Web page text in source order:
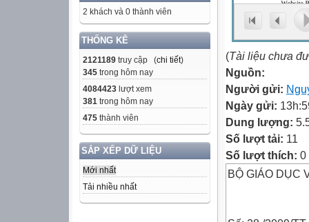
2 khách và 0 thành viên
THỐNG KÊ
2121189 truy cập (chi tiết)
345 trong hôm nay
4084423 lượt xem
381 trong hôm nay
475 thành viên
SẮP XẾP DỮ LIỆU
Mới nhất
Tải nhiều nhất
(Tài liệu chưa
Nguồn:
Người gửi:
Ngày gửi:
Dung lượng:
Số lượt tải: 11
Số lượt thích: 0
BỘ GIÁO DỤC